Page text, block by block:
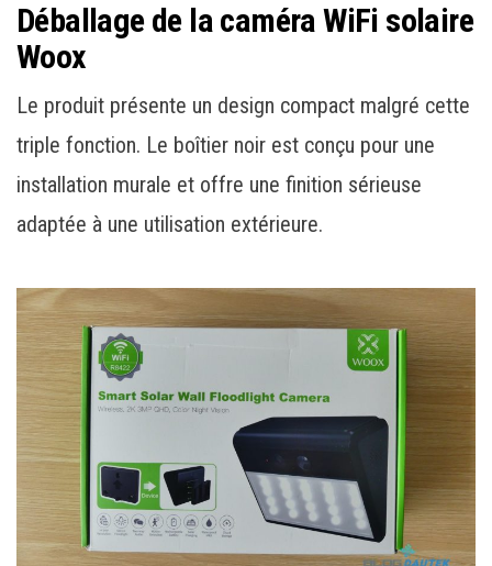
Déballage de la caméra WiFi solaire
Woox
Le produit présente un design compact malgré cette
triple fonction. Le boîtier noir est conçu pour une
installation murale et offre une finition sérieuse
adaptée à une utilisation extérieure.